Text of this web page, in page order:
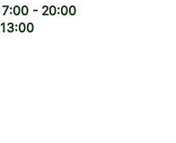
7:00 - 20:00